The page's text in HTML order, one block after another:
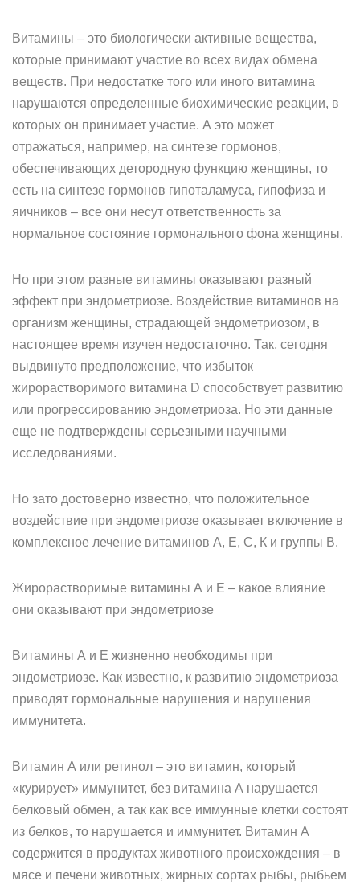
Витамины – это биологически активные вещества,
которые принимают участие во всех видах обмена
веществ. При недостатке того или иного витамина
нарушаются определенные биохимические реакции, в
которых он принимает участие. А это может
отражаться, например, на синтезе гормонов,
обеспечивающих детородную функцию женщины, то
есть на синтезе гормонов гипоталамуса, гипофиза и
яичников – все они несут ответственность за
нормальное состояние гормонального фона женщины.
Но при этом разные витамины оказывают разный
эффект при эндометриозе. Воздействие витаминов на
организм женщины, страдающей эндометриозом, в
настоящее время изучен недостаточно. Так, сегодня
выдвинуто предположение, что избыток
жирорастворимого витамина D способствует развитию
или прогрессированию эндометриоза. Но эти данные
еще не подтверждены серьезными научными
исследованиями.
Но зато достоверно известно, что положительное
воздействие при эндометриозе оказывает включение в
комплексное лечение витаминов А, Е, С, К и группы В.
Жирорастворимые витамины А и Е – какое влияние
они оказывают при эндометриозе
Витамины А и Е жизненно необходимы при
эндометриозе. Как известно, к развитию эндометриоза
приводят гормональные нарушения и нарушения
иммунитета.
Витамин А или ретинол – это витамин, который
«курирует» иммунитет, без витамина А нарушается
белковый обмен, а так как все иммунные клетки состоят
из белков, то нарушается и иммунитет. Витамин А
содержится в продуктах животного происхождения – в
мясе и печени животных, жирных сортах рыбы, рыбьем